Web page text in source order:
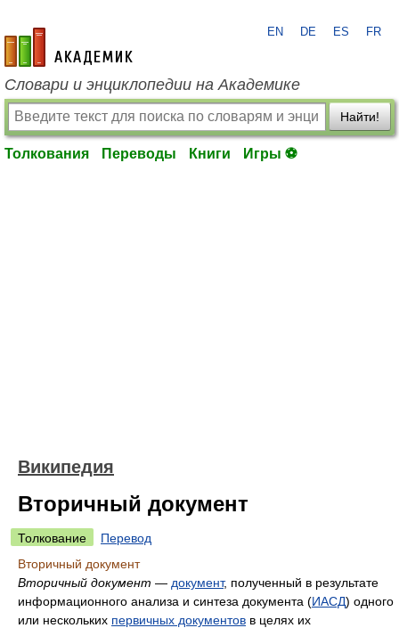
academic.ru
EN DE ES FR
Словари и энциклопедии на Академике
Найти!
Толкования Переводы Книги Игры ⚽
Википедия
Вторичный документ
Толкование
Перевод
Вторичный документ
Вторичный документ — документ, полученный в результате
информационного анализа и синтеза документа (ИАСД) одного
или нескольких первичных документов в целях их